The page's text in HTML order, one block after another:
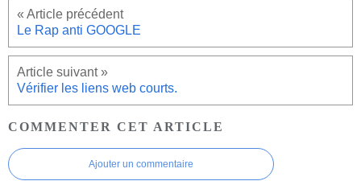
Le Rap anti GOOGLE
Vérifier les liens web courts.
COMMENTER CET ARTICLE
Ajouter un commentaire